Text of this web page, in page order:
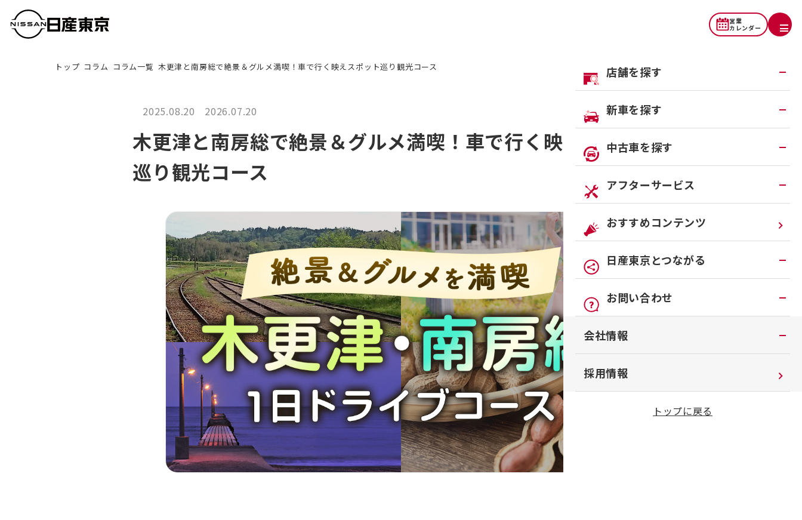
営業
カレンダー
店舗を探す
地域から探す
一覧から探す
店舗リニューアル情報
店舗統合・移転のお知らせ
営業カレンダー
新車を探す
試乗車・展示車検索
福祉車両（ライフケアビークル）
カスタイマイズサービス
クルマのサブスク（P.O.P）
法人リースオンライン受付
オンライン相談予約
カタログ請求
日産カーライフ保険
中古車を探す
在庫車一覧
中古車ワイド保証
アフターサービス
アフターサービスTOP
メンテナンスネット予約
車検
点検
車検立会い見積り
メンテプロパック
季節のおすすめ商品
おすすめコンテンツ
日産東京とつながる
公式LINEアカウント
店舗ブログ
公式Youtubeアカウント
コラム「クルマと暮らす」
日産車と紡ぐストーリー
お問い合わせ
お問い合わせTOP
チャットサポート
会社情報
会社情報
企業理念
お客さまよりお預かりする大切な書類に
採用情報
トップに戻る
トップ コラム コラム一覧 木更津と南房総で絶景＆グルメ満喫！車で行く映えスポット巡り観光コース
2025.08.20 2026.07.20
木更津と南房総で絶景＆グルメ満喫！車で行く映えスポット
巡り観光コース
Share